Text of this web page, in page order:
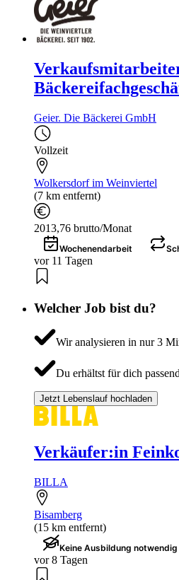
Geier. Die Bäckerei GmbH
Vollzeit
Wolkersdorf im Weinviertel
(7 km entfernt)
2013,76 brutto/Monat
Wochenendarbeit
vor 11 Tagen
Welcher Job bist du?
Wir analysieren in nur 3
Du erhältst für dich
Jetzt Lebenslauf hochladen
Verkäufer:in
BILLA
Bisamberg
(15 km entfernt)
Keine Ausbildung notwendig
vor 8 Tagen